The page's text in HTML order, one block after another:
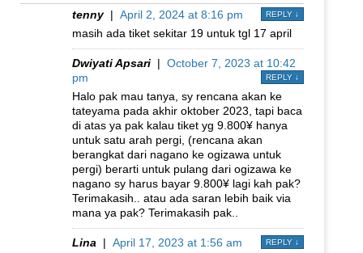
tenny| April 2, 2024 at 8:16 pm REPLY ↓
masih ada tiket sekitar 19 untuk tgl 17 april
Dwiyati Apsari | October 7, 2023 at 10:42
pm
REPLY ↓
Halo pak mau tanya, sy rencana akan ke
tateyama pada akhir oktober 2023, tapi baca
di atas ya pak kalau tiket yg 9.800¥ hanya
untuk satu arah pergi, (rencana akan
berangkat dari nagano ke ogizawa untuk
pergi) berarti untuk pulang dari ogizawa ke
nagano sy harus bayar 9.800¥ lagi kah pak?
Terimakasih.. atau ada saran lebih baik via
mana ya pak? Terimakasih pak..
Lina | April 17, 2023 at 1:56 am REPLY ↓